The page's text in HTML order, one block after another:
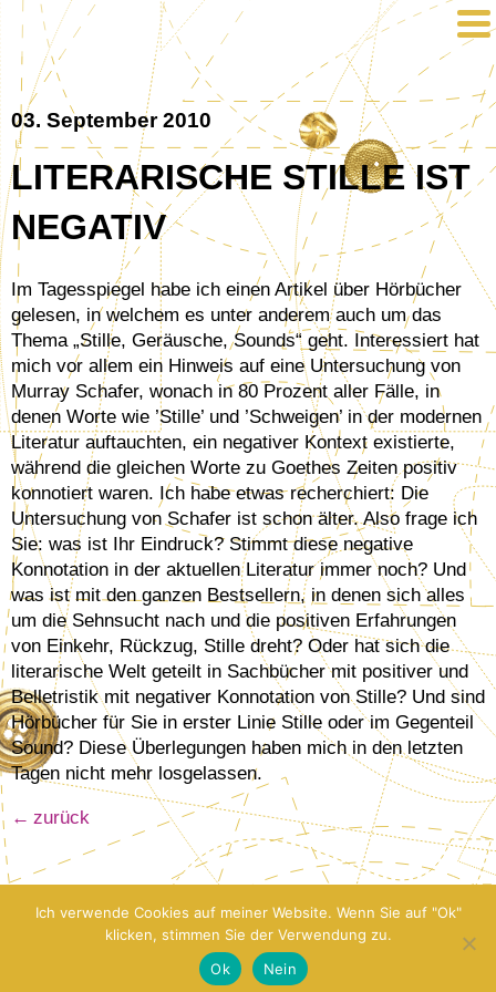
03. September 2010
LITERARISCHE STILLE IST
NEGATIV
Im Tagesspiegel habe ich einen Artikel über Hörbücher
gelesen, in welchem es unter anderem auch um das
Thema „Stille, Geräusche, Sounds“ geht. Interessiert hat
mich vor allem ein Hinweis auf eine Untersuchung von
Murray Schafer, wonach in 80 Prozent aller Fälle, in
denen Worte wie ’Stille’ und ’Schweigen’ in der modernen
Literatur auftauchten, ein negativer Kontext existierte,
während die gleichen Worte zu Goethes Zeiten positiv
konnotiert waren. Ich habe etwas recherchiert: Die
Untersuchung von Schafer ist schon älter. Also frage ich
Sie: was ist Ihr Eindruck? Stimmt diese negative
Konnotation in der aktuellen Literatur immer noch? Und
was ist mit den ganzen Bestsellern, in denen sich alles
um die Sehnsucht nach und die positiven Erfahrungen
von Einkehr, Rückzug, Stille dreht? Oder hat sich die
literarische Welt geteilt in Sachbücher mit positiver und
Belletristik mit negativer Konnotation von Stille? Und sind
Hörbücher für Sie in erster Linie Stille oder im Gegenteil
Sound? Diese Überlegungen haben mich in den letzten
Tagen nicht mehr losgelassen.
zurück
Ich verwende Cookies auf meiner Website. Wenn Sie auf "Ok"
klicken, stimmen Sie der Verwendung zu.
Ok
Nein